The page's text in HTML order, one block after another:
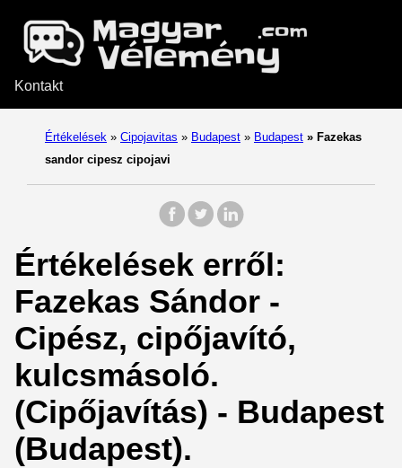
Kontakt
Értékelések » Cipojavitas » Budapest » Budapest » Fazekas
sandor cipesz cipojavi
Értékelések erről:
Fazekas Sándor -
Cipész, cipőjavító,
kulcsmásoló.
(Cipőjavítás) - Budapest
(Budapest).